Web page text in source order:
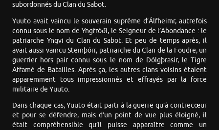
subordonnés du Clan du Sabot.
Yuuto avait vaincu le souverain suprême d’Álfheimr, autrefois
connu sous le nom de Yngfróði, le Seigneur de l’Abondance : le
patriarche Yngvi du Clan du Sabot. Et peu de temps après, il
avait aussi vaincu Steinþórr, patriarche du Clan de la Foudre, un
guerrier hors pair connu sous le nom de Dólgþrasir, le Tigre
Affamé de Batailles. Après ça, les autres clans voisins étaient
apparemment tous impressionnés et effrayés par la force
militaire de Yuuto.
Dans chaque cas, Yuuto était parti à la guerre qu’à contrecœur
et pour se défendre, mais d’un point de vue plus éloigné, il
était compréhensible qu’il puisse apparaître comme un